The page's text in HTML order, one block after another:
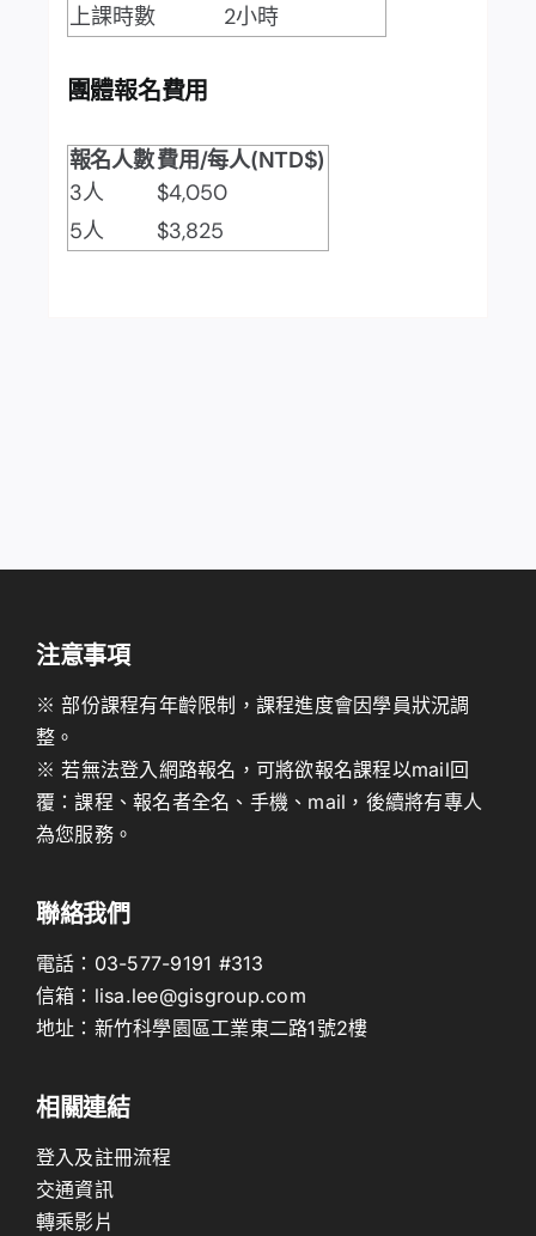
上課時數 2小時
團體報名費用
報名人數費用/每人(NTD$)
3人
$4,050
5人
$3,825
注意事項
※ 部份課程有年齡限制，課程進度會因學員狀況調
整。
※ 若無法登入網路報名，可將欲報名課程以mail回
覆：課程、報名者全名、手機、mail，後續將有專人
為您服務。
聯絡我們
電話： 03-577-9191 #313
信箱： lisa.lee@gisgroup.com
地址： 新竹科學園區工業東二路1號2樓
相關連結
登入及註冊流程
交通資訊
轉乘影片